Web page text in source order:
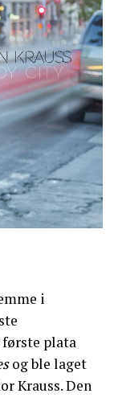
i
plata
og ble laget
Krauss. Den